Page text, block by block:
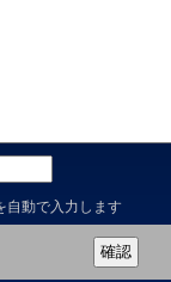
自動で入力します